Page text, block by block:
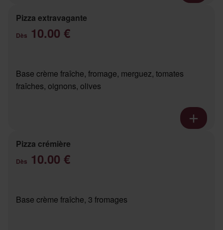
Pizza extravagante
Dès 10.00 €
Base crème fraîche, fromage, merguez, tomates
fraîches, oignons, olives
Pizza crémière
Dès 10.00 €
Base crème fraîche, 3 fromages